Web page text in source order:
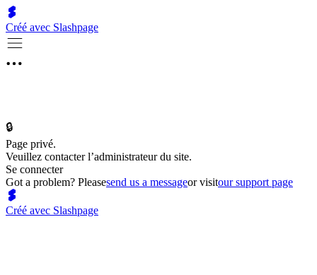
Créé avec Slashpage
🔒
Page privé.
Veuillez contacter l’administrateur du site.
Se connecter
Got a problem? Pleasesend us a messageor visitour support page
Créé avec Slashpage